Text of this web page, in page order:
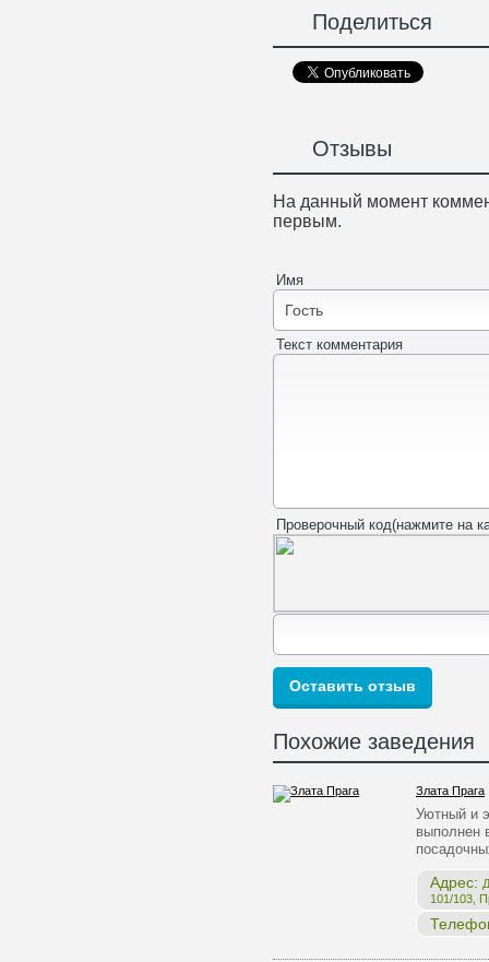
Поделиться
Отзывы
На данный момент
первым.
Имя
Текст комментария
Проверочный код(нажмите на
Похожие заведения
Злата Прага
Уютный и
выполнен
Адрес:
101/103,